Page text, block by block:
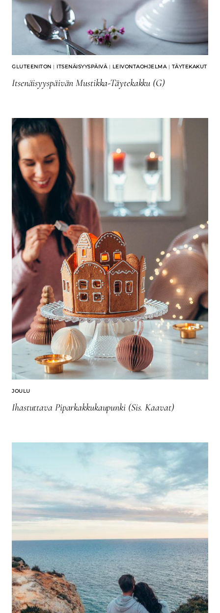
GLUTEENITON | ITSENÄISYYSPÄIVÄ| LEIVONTAOHJELMA| TÄYTEKAKUT
Itsenäisyyspäivän Mustikka-Täytekakku (G)
JOULU
Ihastuttava Piparkakkukaupunki (sis. Kaavat)